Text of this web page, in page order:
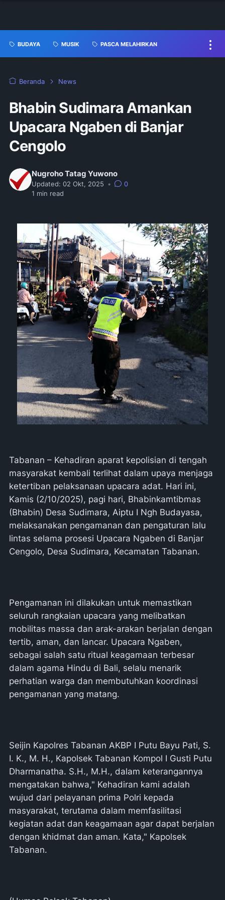
BUDAYA MUSIK PASCA MELAHIRKAN
Beranda News
Bhabin Sudimara Amankan
Upacara Ngaben di Banjar
Cengolo
Nugroho Tatag Yuwono
Updated: 02 Okt, 2025 •
0
1 min read
Tabanan – Kehadiran aparat kepolisian di tengah
masyarakat kembali terlihat dalam upaya menjaga
ketertiban pelaksanaan upacara adat. Hari ini,
Kamis (2/10/2025), pagi hari, Bhabinkamtibmas
(Bhabin) Desa Sudimara, Aiptu I Ngh Budayasa,
melaksanakan pengamanan dan pengaturan lalu
lintas selama prosesi Upacara Ngaben di Banjar
Cengolo, Desa Sudimara, Kecamatan Tabanan.
Pengamanan ini dilakukan untuk memastikan
seluruh rangkaian upacara yang melibatkan
mobilitas massa dan arak-arakan berjalan dengan
tertib, aman, dan lancar. Upacara Ngaben,
sebagai salah satu ritual keagamaan terbesar
dalam agama Hindu di Bali, selalu menarik
perhatian warga dan membutuhkan koordinasi
pengamanan yang matang.
Seijin Kapolres Tabanan AKBP I Putu Bayu Pati, S.
I. K., M. H., Kapolsek Tabanan Kompol I Gusti Putu
Dharmanatha. S.H., M.H., dalam keterangannya
mengatakan bahwa," Kehadiran kami adalah
wujud dari pelayanan prima Polri kepada
masyarakat, terutama dalam memfasilitasi
kegiatan adat dan keagamaan agar dapat berjalan
dengan khidmat dan aman. Kata," Kapolsek
Tabanan.